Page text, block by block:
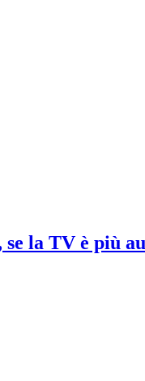
la TV è più